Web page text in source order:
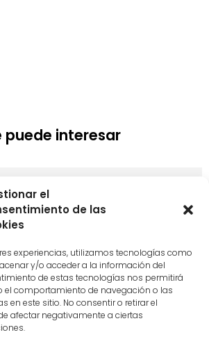
el
de las
experiencias, utilizamos tecnologías como
y/o acceder a la información del
de estas tecnologías nos permitirá
el comportamiento de navegación o las
en este sitio. No consentir o retirar el
afectar negativamente a ciertas
puede interesar
del eclipse solar sin dañar los